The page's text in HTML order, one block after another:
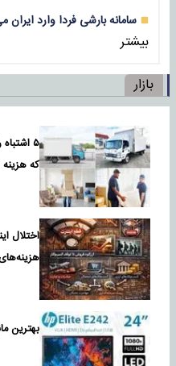
سامانه بارشی فردا وارد
بیشتر
بازار
۵
که
اختلال
بهترین مانیتور